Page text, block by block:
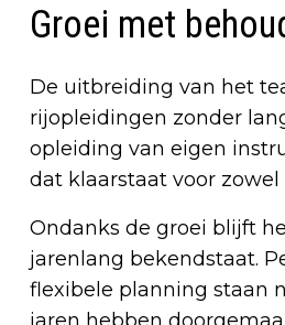
Groei met
De uitbreiding van het
rijopleidingen zonder
opleiding van eigen
dat klaarstaat voor
Ondanks de groei blijft
jarenlang bekendstaat.
flexibele planning staan